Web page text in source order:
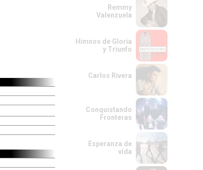
Remmy
Valenzuela
Himnos de Gloria
y Triunfo
Carlos Rivera
Conquistando
Fronteras
Esperanza de
vida